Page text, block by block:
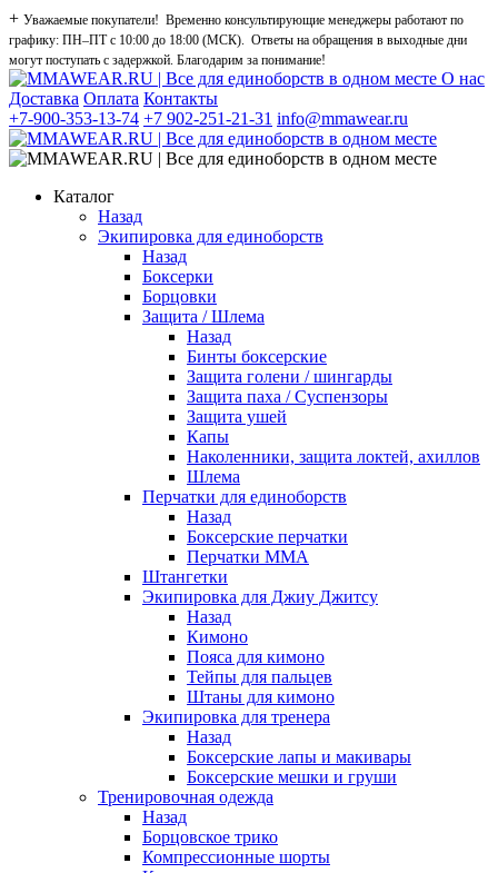
+ Уважаемые покупатели! Временно консультирующие менеджеры работают по
графику: ПН–ПТ с 10:00 до 18:00 (МСК). Ответы на обращения в выходные дни
могут поступать с задержкой. Благодарим за понимание!
О нас
Доставка Оплата Контакты
+7-900-353-13-74 +7 902-251-21-31 info@mmawear.ru
Каталог
Назад
Экипировка для единоборств
Назад
Боксерки
Борцовки
Защита / Шлема
Назад
Бинты боксерские
Защита голени / шингарды
Защита паха / Суспензоры
Защита ушей
Капы
Наколенники, защита локтей, ахиллов
Шлема
Перчатки для единоборств
Назад
Боксерские перчатки
Перчатки ММА
Штангетки
Экипировка для Джиу Джитсу
Назад
Кимоно
Пояса для кимоно
Тейпы для пальцев
Штаны для кимоно
Экипировка для тренера
Назад
Боксерские лапы и макивары
Боксерские мешки и груши
Тренировочная одежда
Назад
Борцовское трико
Компрессионные шорты